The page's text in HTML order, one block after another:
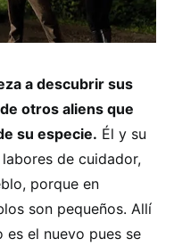
a descubrir sus
otros aliens que
su especie. Él y su
de cuidador,
porque en
son pequeños. Allí
el nuevo pues se